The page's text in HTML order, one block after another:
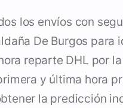
los envíos con
De Burgos para
reparte DHL por
y última hora
la predicción